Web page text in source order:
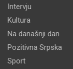
Intervju
Kultura
Na današnji dan
Pozitivna Srpska
Sport